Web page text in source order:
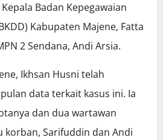
Badan Kepegawaian
Kabupaten Majene, Fatta
2 Sendana, Andi Arsia.
Ikhsan Husni telah
data terkait kasus ini. Ia
dan dua wartawan
korban, Sarifuddin dan Andi